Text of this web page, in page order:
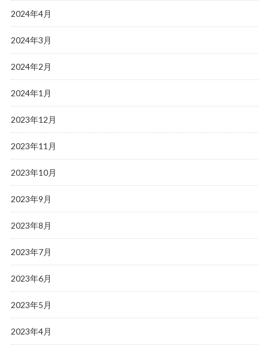
2024年4月
2024年3月
2024年2月
2024年1月
2023年12月
2023年11月
2023年10月
2023年9月
2023年8月
2023年7月
2023年6月
2023年5月
2023年4月